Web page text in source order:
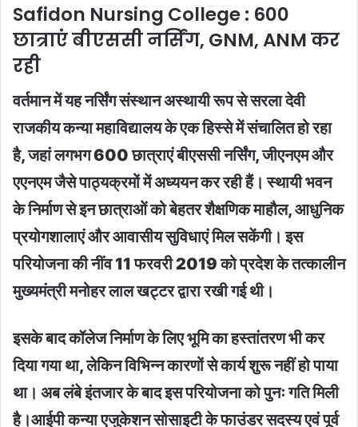
Safidon Nursing College : 600
छात्राएं बीएससी नर्सिंग, GNM, ANM कर
रही
वर्तमान में यह नर्सिंग संस्थान अस्थायी रूप से सरला देवी
राजकीय कन्या महाविद्यालय के एक हिस्से में संचालित हो रहा
है, जहां लगभग 600 छात्राएं बीएससी नर्सिंग, जीएनएम और
एएनएम जैसे पाठ्यक्रमों में अध्ययन कर रही हैं। स्थायी भवन
के निर्माण से इन छात्राओं को बेहतर शैक्षणिक माहौल, आधुनिक
प्रयोगशालाएं और आवासीय सुविधाएं मिल सकेंगी। इस
परियोजना की नींव 11 फरवरी 2019 को प्रदेश के तत्कालीन
मुख्यमंत्री मनोहर लाल खट्टर द्वारा रखी गई थी।
इसके बाद कॉलेज निर्माण के लिए भूमि का हस्तांतरण भी कर
दिया गया था, लेकिन विभिन्न कारणों से कार्य शुरू नहीं हो पाया
था। अब लंबे इंतजार के बाद इस परियोजना को पुनः गति मिली
है।आईपी कन्या एजुकेशन सोसाइटी के फाउंडर सदस्य एवं पूर्व